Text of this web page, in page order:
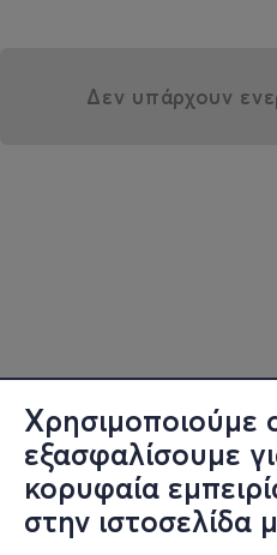
Χρησιμοποιούμε
εξασφαλίσουμε
κορυφαία
στην ιστοσελίδα
Δεν υπάρχουν